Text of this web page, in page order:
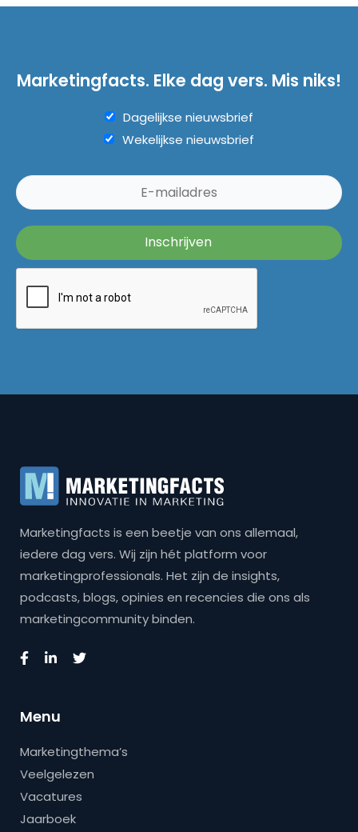
Marketingfacts. Elke dag vers. Mis niks!
Dagelijkse nieuwsbrief
Wekelijkse nieuwsbrief
Marketingfacts is een beetje van ons allemaal,
iedere dag vers. Wij zijn hét platform voor
marketingprofessionals. Het zijn de insights,
podcasts, blogs, opinies en recencies die ons als
marketingcommunity binden.
Menu
Marketingthema’s
Veelgelezen
Vacatures
Jaarboek